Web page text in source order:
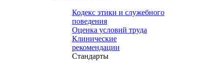
Кодекс этики и служебного
поведения
Оценка условий труда
Клинические
рекомендации
Cтандарты